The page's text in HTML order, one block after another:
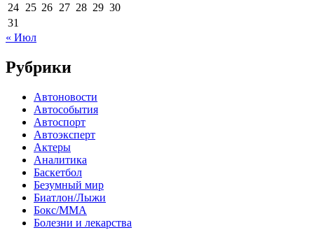
24 25 26 27 28 29 30
31
« Июл
Рубрики
Автоновости
Автособытия
Автоспорт
Автоэксперт
Актеры
Аналитика
Баскетбол
Безумный мир
Биатлон/Лыжи
Бокс/MMA
Болезни и лекарства